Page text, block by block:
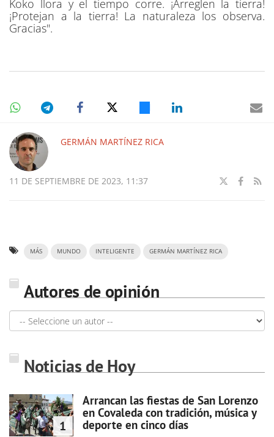
Koko llora y el tiempo corre. ¡Arreglen la tierra!
¡Protejan a la tierra! La naturaleza los observa.
Gracias".
GERMÁN MARTÍNEZ RICA
11 DE SEPTIEMBRE DE 2023, 11:37
MÁS MUNDO INTELIGENTE GERMÁN MARTÍNEZ RICA
Autores de opinión
Noticias de Hoy
1
Arrancan las fiestas de San Lorenzo
en Covaleda con tradición, música y
deporte en cinco días